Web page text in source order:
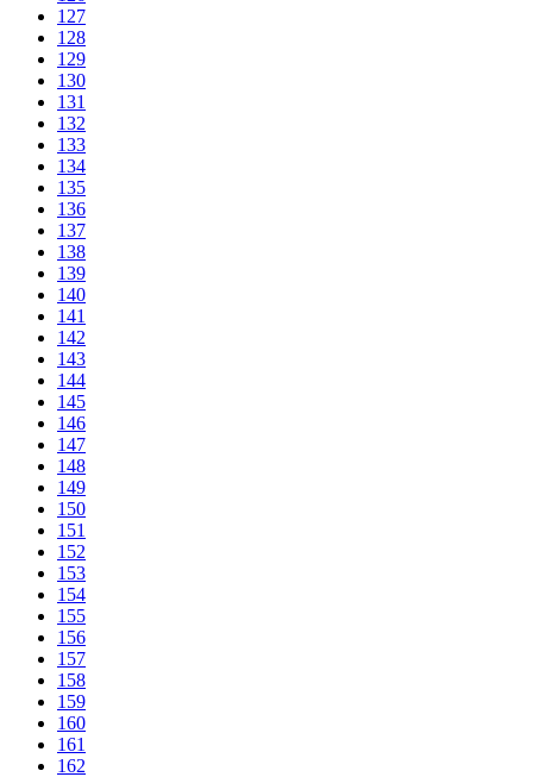
127
128
129
130
131
132
133
134
135
136
137
138
139
140
141
142
143
144
145
146
147
148
149
150
151
152
153
154
155
156
157
158
159
160
161
162